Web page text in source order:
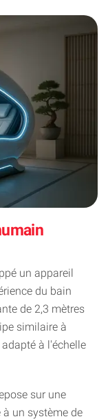
un appareil
du bain
de 2,3 mètres
similaire à
à l'échelle
sur une
un système de